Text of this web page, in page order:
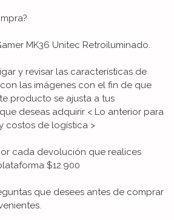
MK36 Unitec Retroiluminado.
y revisar las características de
las imágenes con el fin de que
producto se ajusta a tus
deseas adquirir < Lo anterior para
costos de logística >
cada devolución que realices
$12.900
que desees antes de comprar